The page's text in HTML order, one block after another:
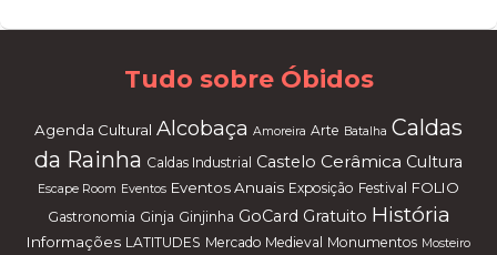
en
Tudo sobre Óbidos
Agenda Cultural Alcobaça Amoreira Arte Batalha Caldas
da Rainha Caldas Industrial Castelo Cerâmica Cultura
Escape Room Eventos Eventos Anuais Exposição Festival FOLIO
Gastronomia Ginja Ginjinha GoCard Gratuito História
Informações LATITUDES Mercado Medieval Monumentos Mosteiro